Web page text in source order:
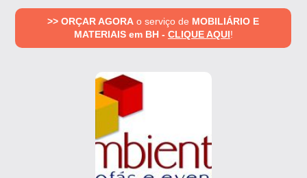
>> ORÇAR AGORA o serviço de MOBILIÁRIO E
MATERIAIS em BH - CLIQUE AQUI!